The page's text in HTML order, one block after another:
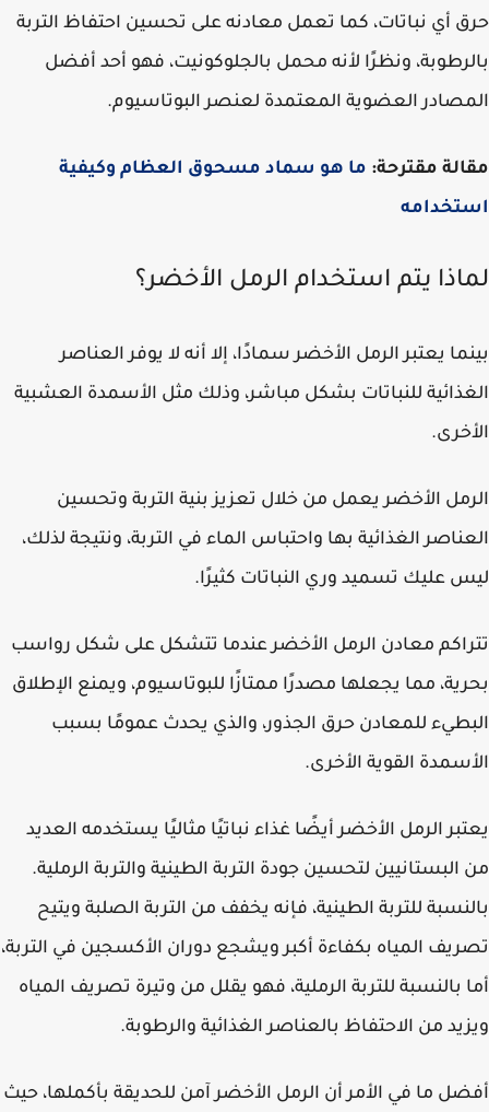
أي نباتات، كما تعمل معادنه على تحسين احتفاظ التربة
ونظرًا لأنه محمل بالجلوكونيت، فهو أحد أفضل
العضوية المعتمدة لعنصر البوتاسيوم.
مقترحة: ما هو سماد مسحوق العظام وكيفية
يتم استخدام الرمل الأخضر؟
يعتبر الرمل الأخضر سمادًا، إلا أنه لا يوفر العناصر
للنباتات بشكل مباشر، وذلك مثل الأسمدة العشبية
الأخضر يعمل من خلال تعزيز بنية التربة وتحسين
الغذائية بها واحتباس الماء في التربة، ونتيجة لذلك،
عليك تسميد وري النباتات كثيرًا.
معادن الرمل الأخضر عندما تتشكل على شكل رواسب
مما يجعلها مصدرًا ممتازًا للبوتاسيوم، ويمنع الإطلاق
للمعادن حرق الجذور، والذي يحدث عمومًا بسبب
القوية الأخرى.
الرمل الأخضر أيضًا غذاء نباتيًا مثاليًا يستخدمه العديد
لتحسين جودة التربة الطينية والتربة الرملية.
للتربة الطينية، فإنه يخفف من التربة الصلبة ويتيح
المياه بكفاءة أكبر ويشجع دوران الأكسجين في التربة،
بالنسبة للتربة الرملية، فهو يقلل من وتيرة تصريف المياه
من الاحتفاظ بالعناصر الغذائية والرطوبة.
ما في الأمر أن الرمل الأخضر آمن للحديقة بأكملها، حيث